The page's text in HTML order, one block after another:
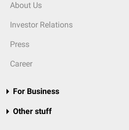
About Us
Investor Relations
Press
Career
For Business
Other stuff